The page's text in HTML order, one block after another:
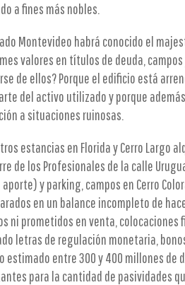
a fines más nobles.
Montevideo habrá conocido el
valores en títulos de deuda,
de ellos? Porque el edificio está
del activo utilizado y porque
a situaciones ruinosas.
estancias en Florida y Cerro Largo
de los Profesionales de la calle
y parking, campos en Cerro
en un balance incompleto de
ni prometidos en venta, colocaciones
letras de regulación monetaria,
estimado entre 300 y 400 millones de
para la cantidad de pasividades